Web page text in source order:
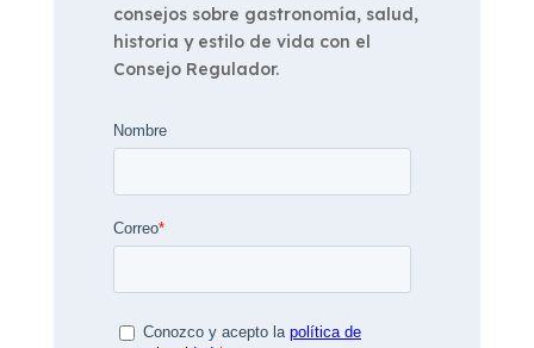
consejos sobre gastronomía, salud,
historia y estilo de vida con el
Consejo Regulador.